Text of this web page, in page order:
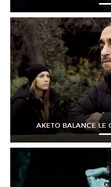
AKETO BALANCE LE